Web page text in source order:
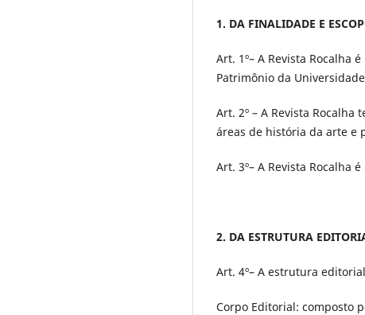
1. DA FINALIDADE E
Art. 1º– A Revista Rocalha
Patrimônio da
Art. 2º – A Revista
áreas de história da arte e
Art. 3º– A Revista Rocalha
2. DA ESTRUTURA
Art. 4º– A estrutura
Corpo Editorial: composto